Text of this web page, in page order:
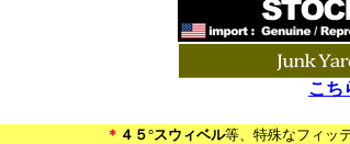
こち
＊ ４５°スウィベル等、特殊なフィッ